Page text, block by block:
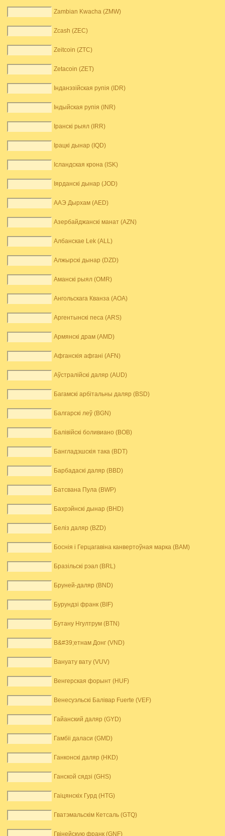
Zambian Kwacha (ZMW)
Zcash (ZEC)
Zeitcoin (ZTC)
Zetacoin (ZET)
Інданэзійская рупія (IDR)
Індыйская рупія (INR)
Іранскі рыял (IRR)
Ірацкі дынар (IQD)
Ісландская крона (ISK)
Іярданскі дынар (JOD)
ААЭ Дырхам (AED)
Азербайджанскі манат (AZN)
Албанскае Lek (ALL)
Алжырскі дынар (DZD)
Аманскі рыял (OMR)
Ангольскага Кванза (AOA)
Аргентынскі песа (ARS)
Армянскі драм (AMD)
Афганскія афгані (AFN)
Аўстралійскі даляр (AUD)
Багамскі арбітальны даляр (BSD)
Балгарскі леў (BGN)
Балівійскі боливиано (BOB)
Бангладэшскія така (BDT)
Барбадаскі даляр (BBD)
Батсвана Пула (BWP)
Бахрэйнскі дынар (BHD)
Беліз даляр (BZD)
Боснія і Герцагавіна канвертоўная марка (BAM)
Бразільскі рэал (BRL)
Бруней-даляр (BND)
Бурундзі франк (BIF)
Бутану Нгултрум (BTN)
В&#39;етнам Донг (VND)
Вануату вату (VUV)
Венгерская форынт (HUF)
Венесуэльскі Балівар Fuerte (VEF)
Гайанский даляр (GYD)
Гамбіі даласи (GMD)
Ганконскі даляр (HKD)
Ганской сядзі (GHS)
Гаіцянскіх Гурд (HTG)
Гватэмальскім Кетсаль (GTQ)
Гвінейскую франк (GNF)